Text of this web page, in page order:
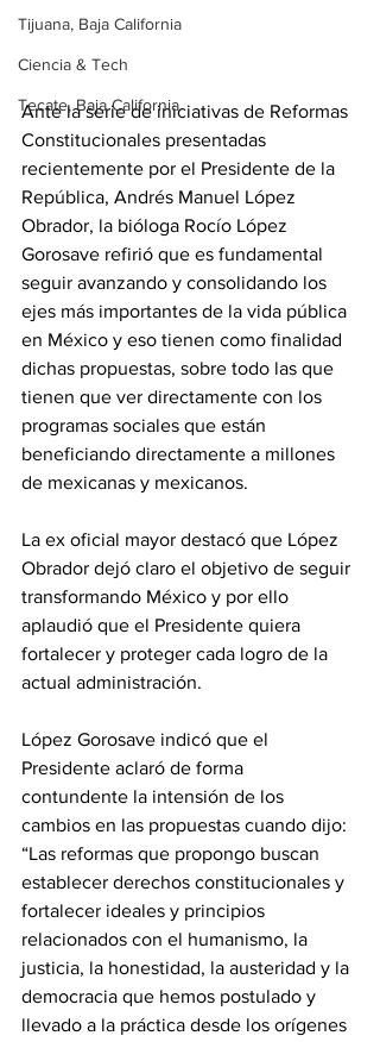
Tijuana, Baja California
Ciencia & Tech
Tecate, Baja California
Ante la serie de iniciativas de Reformas
Constitucionales presentadas
recientemente por el Presidente de la
República, Andrés Manuel López
Obrador, la bióloga Rocío López
Gorosave refirió que es fundamental
seguir avanzando y consolidando los
ejes más importantes de la vida pública
en México y eso tienen como finalidad
dichas propuestas, sobre todo las que
tienen que ver directamente con los
programas sociales que están
beneficiando directamente a millones
de mexicanas y mexicanos.
La ex oficial mayor destacó que López
Obrador dejó claro el objetivo de seguir
transformando México y por ello
aplaudió que el Presidente quiera
fortalecer y proteger cada logro de la
actual administración.
López Gorosave indicó que el
Presidente aclaró de forma
contundente la intensión de los
cambios en las propuestas cuando dijo:
“Las reformas que propongo buscan
establecer derechos constitucionales y
fortalecer ideales y principios
relacionados con el humanismo, la
justicia, la honestidad, la austeridad y la
democracia que hemos postulado y
llevado a la práctica desde los orígenes